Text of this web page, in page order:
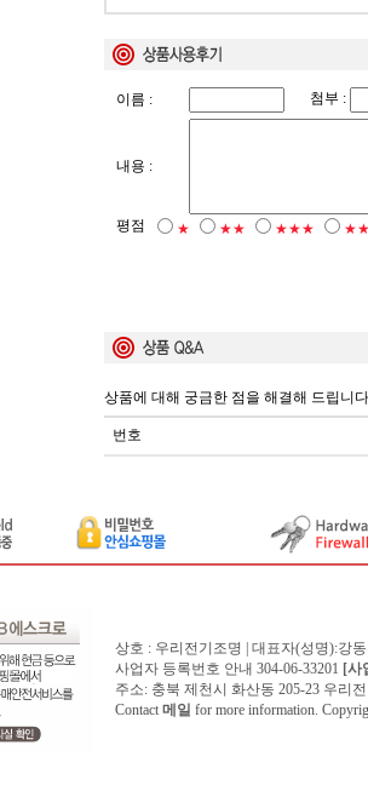
이름 : 첨부 :
내용 :
평점 ★ ★★ ★★★
상품에 대해 궁금한 점을 해결해 드립니
번호
상호 : 우리전기조명 | 대표자(성명):강
사업자 등록번호 안내 304-06-33201 [사
주소: 충북 제천시 화산동 205-23 우리
Contact 메일 for more information.